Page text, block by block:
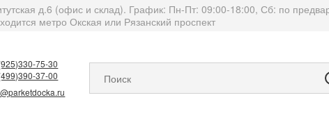
д.6 (офис и склад). График: Пн-Пт: 09:00-18:00, Сб: по
метро Окская или Рязанский проспект
75-30
37-00